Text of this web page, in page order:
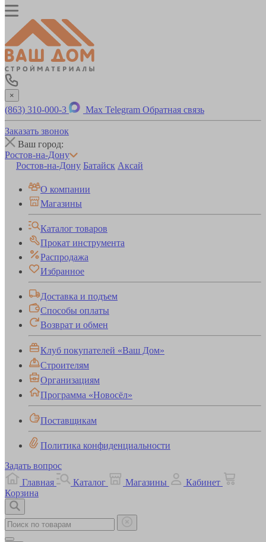
×
(863) 310-000-3 Max Telegram Обратная связь
Заказать звонок
Ваш город:
Ростов-на-Дону
Ростов-на-Дону Батайск Аксай
О компании
Магазины
Каталог товаров
Прокат инструмента
Распродажа
Избранное
Доставка и подъем
Способы оплаты
Возврат и обмен
Клуб покупателей «Ваш Дом»
Строителям
Организациям
Программа «Новосёл»
Поставщикам
Политика конфиденциальности
Задать вопрос
Главная
Каталог Магазины
Кабинет
Корзина